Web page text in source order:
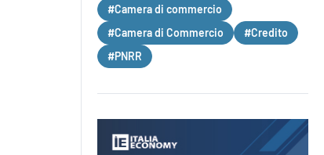
#Camera di commercio
#Camera di Commercio
#Credito
#PNRR